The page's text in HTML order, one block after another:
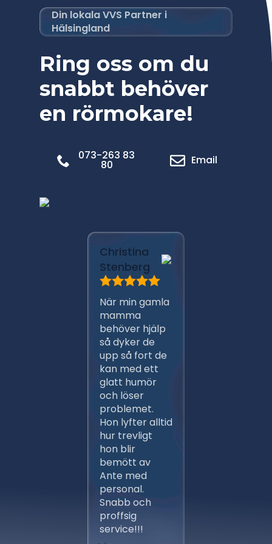
Din lokala VVS Partner i
Hälsingland
Ring oss om du
snabbt behöver
en rörmokare!
073-263 83
80 Email
Christina
Stenberg
När min gamla
mamma
behöver hjälp
så dyker de
upp så fort de
kan med ett
glatt humör
och löser
problemet.
Hon lyfter alltid
hur trevligt
hon blir
bemött av
Ante med
personal.
Snabb och
proffsig
service!!!